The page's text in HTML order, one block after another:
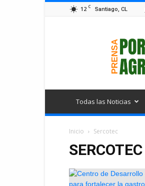
12 C Santiago, CL
Todas las Noticias
Inicio Sercotec
SERCOTEC